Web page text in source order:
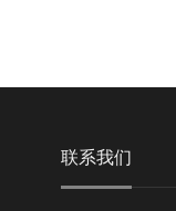
联系我们